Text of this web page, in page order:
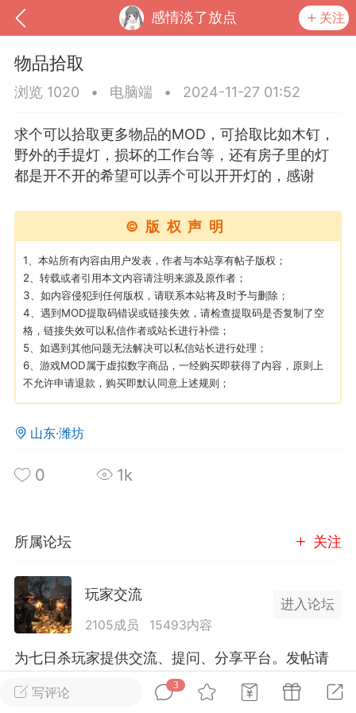
感情淡了放点 关注
我的钱包 道具 排行榜
MOD下载 攻略教程 联机招募
大人
Lv.8
单机辅助引流私下售卖服务器外挂！
环境，中文网特此发布以下声明，规范
汉
72 2.22w
大人
Lv.8
写评论
3
物品拾取
浏览 1020 • 电脑端 • 2024-11-27 01:52
求个可以拾取更多物品的MOD，可拾取比如木钉，
野外的手提灯，损坏的工作台等，还有房子里的灯
都是开不开的希望可以弄个可以开开灯的，感谢
©版权声明
1、本站所有内容由用户发表，作者与本站享有帖子版权；
2、转载或者引用本文内容请注明来源及原作者；
3、如内容侵犯到任何版权，请联系本站将及时予与删除；
4、遇到MOD提取码错误或链接失效，请检查提取码是否复制了空
格，链接失效可以私信作者或站长进行补偿；
5、如遇到其他问题无法解决可以私信站长进行处理；
6、游戏MOD属于虚拟数字商品，一经购买即获得了内容，原则上
不允许申请退款，购买即默认同意上述规则；
山东·潍坊
0 1k
所属论坛 关注
玩家交流
2105成员 15493内容
进入论坛
为七日杀玩家提供交流、提问、分享平台。发帖请
遵守中国法律规则，拒绝违法信息！